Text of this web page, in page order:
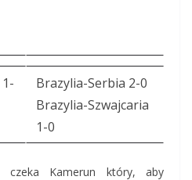
Brazylia-Serbia 2-0
Brazylia-Szwajcaria
1-0
czeka Kamerun który, aby